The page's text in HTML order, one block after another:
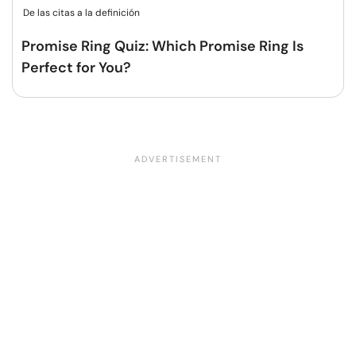
De las citas a la definición
Promise Ring Quiz: Which Promise Ring Is
Perfect for You?